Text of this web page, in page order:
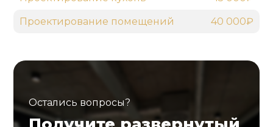
Проектирование помещений 40 000₽
Остались вопросы?